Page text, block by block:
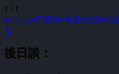
1 / 1
#テレビ#不気味#電源#故障#砂嵐
る
後日談：